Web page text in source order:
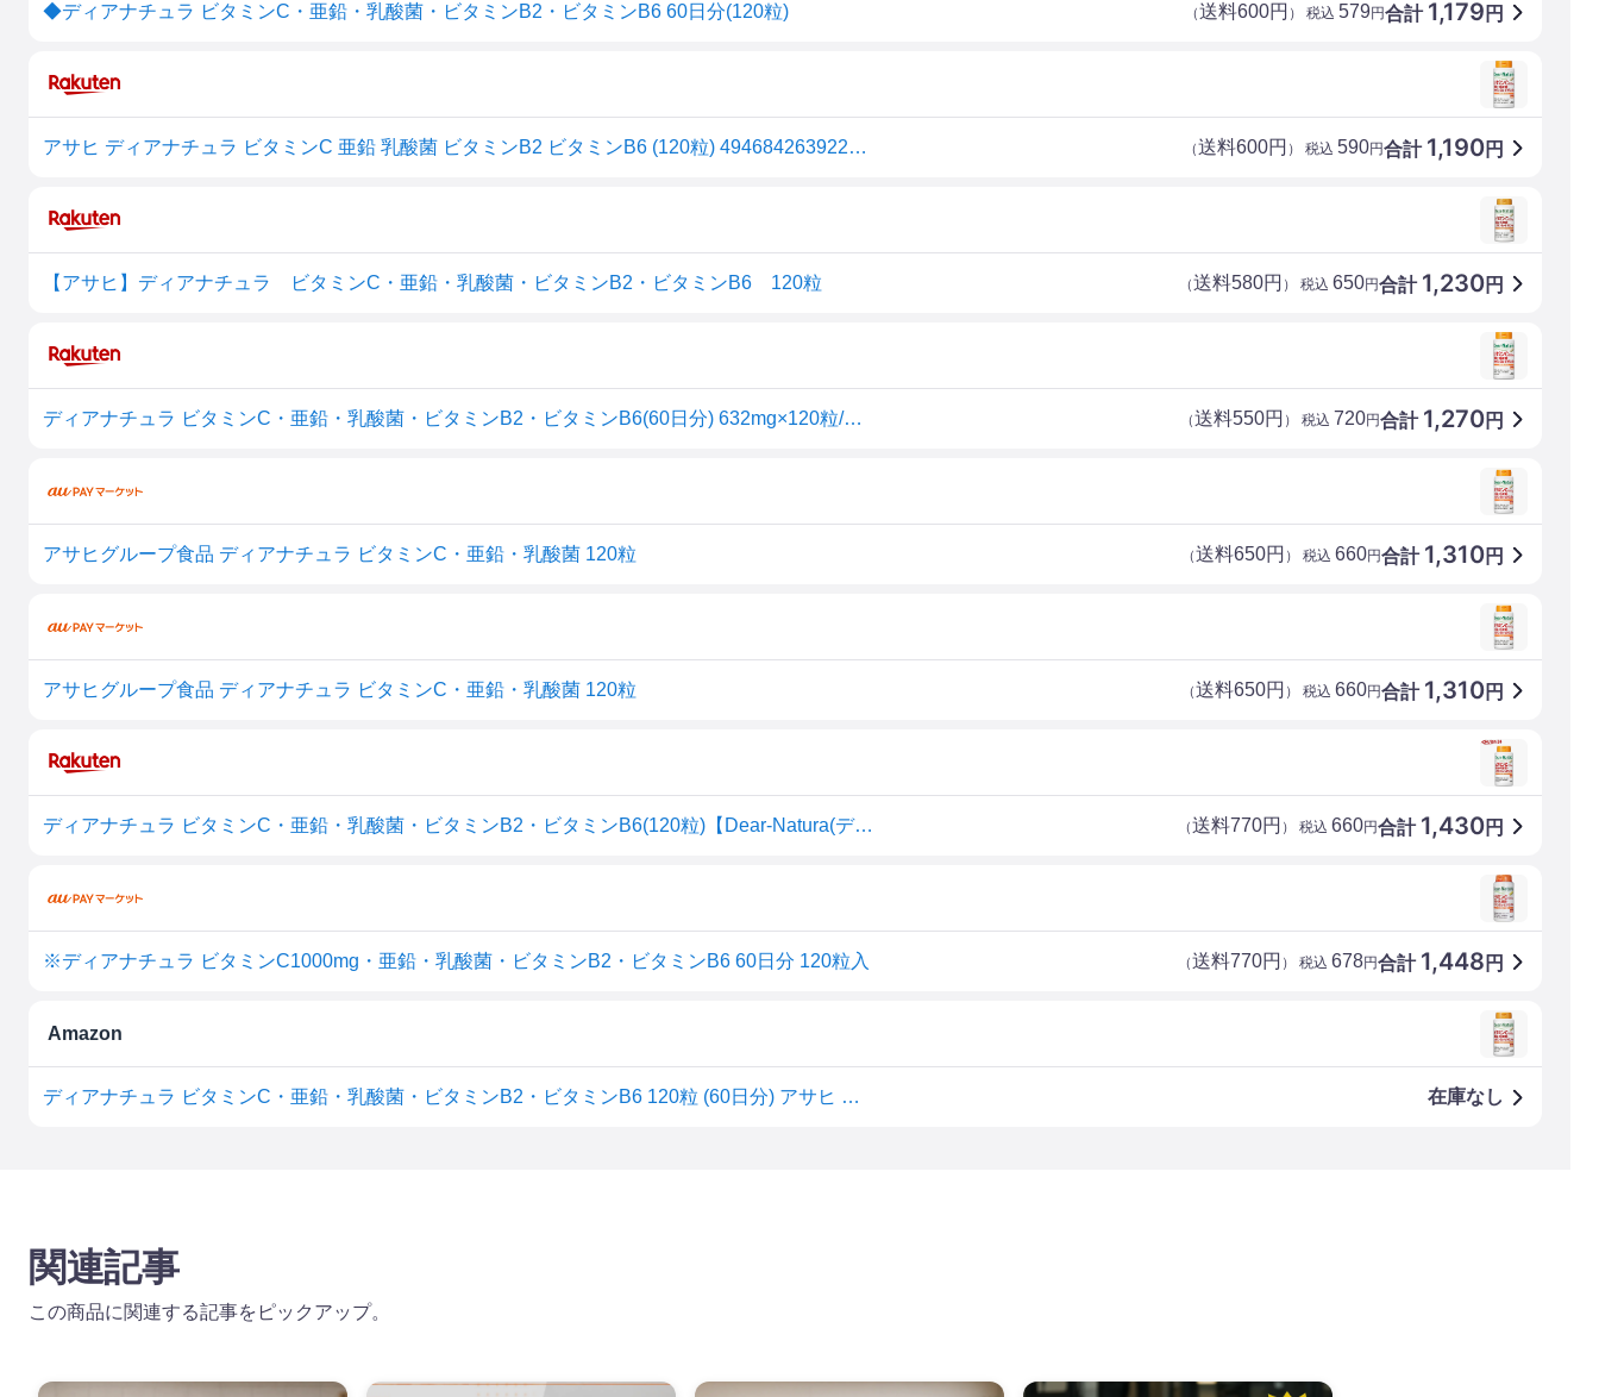
◆ディアナチュラ ビタミンC・亜鉛・乳酸菌・ビタミンB2・ビタミンB6 60日分(120粒) 合計 1,179 円
（送料600円 ） 税込 579円
アサヒ ディアナチュラ ビタミンC 亜鉛 乳酸菌 ビタミンB2 ビタミンB6 (120粒) 4946842639229 -e 合計 1,190円
（送料600円 ） 税込 590円
【アサヒ】ディアナチュラ ビタミンC・亜鉛・乳酸菌・ビタミンB2・ビタミンB6 120粒 合計 1,230円
（送料580円 ） 税込 650円
ディアナチュラ ビタミンC・亜鉛・乳酸菌・ビタミンB2・ビタミンB6(60日分) 632mg×120粒/複合タイプ 合計 1,270円
（送料550円 ） 税込 720円
アサヒグループ食品 ディアナチュラ ビタミンC・亜鉛・乳酸菌 120粒 合計 1,310円
（送料650円 ） 税込 660円
アサヒグループ食品 ディアナチュラ ビタミンC・亜鉛・乳酸菌 120粒 合計 1,310円
（送料650円 ） 税込 660円
ディアナチュラ ビタミンC・亜鉛・乳酸菌・ビタミンB2・ビタミンB6(120粒)【Dear-Natura(ディアナチュラ)】 合計 1,430円
（送料770円 ） 税込 660円
※ディアナチュラ ビタミンC1000mg・亜鉛・乳酸菌・ビタミンB2・ビタミンB6 60日分 120粒入 合計 1,448 円
（送料770円 ） 税込 678円
Amazon
ディアナチュラ ビタミンC・亜鉛・乳酸菌・ビタミンB2・ビタミンB6 120粒 (60日分) アサヒ サプリ Dear-Natura 国内工場で生産 1日2粒目安 パウチ 在庫なし
関連記事
この商品に関連する記事をピックアップ。